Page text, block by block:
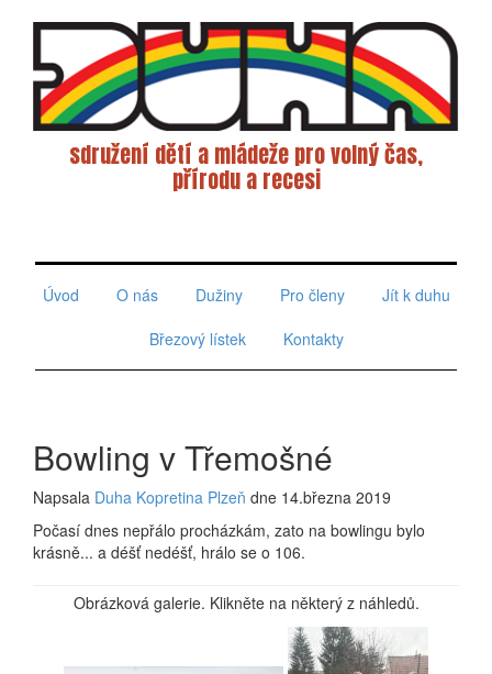
sdružení dětí a mládeže pro volný čas,
přírodu a recesi
Úvod
O nás Dužiny Pro členy
Jít k duhu
Březový lístek
Kontakty
Bowling v Třemošné
Napsala Duha Kopretina Plzeň dne 14.března 2019
Počasí dnes nepřálo procházkám, zato na bowlingu bylo
krásně... a déšť nedéšť, hrálo se o 106.
Obrázková galerie. Klikněte na některý z náhledů.